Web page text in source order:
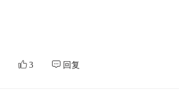
3 回复